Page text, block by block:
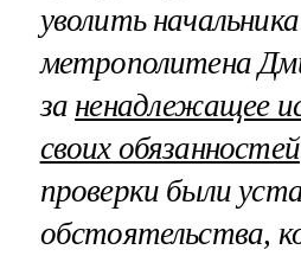
уволить
метрополитена
за ненадлежащее
своих обязанностей
проверки были
обстоятельства,